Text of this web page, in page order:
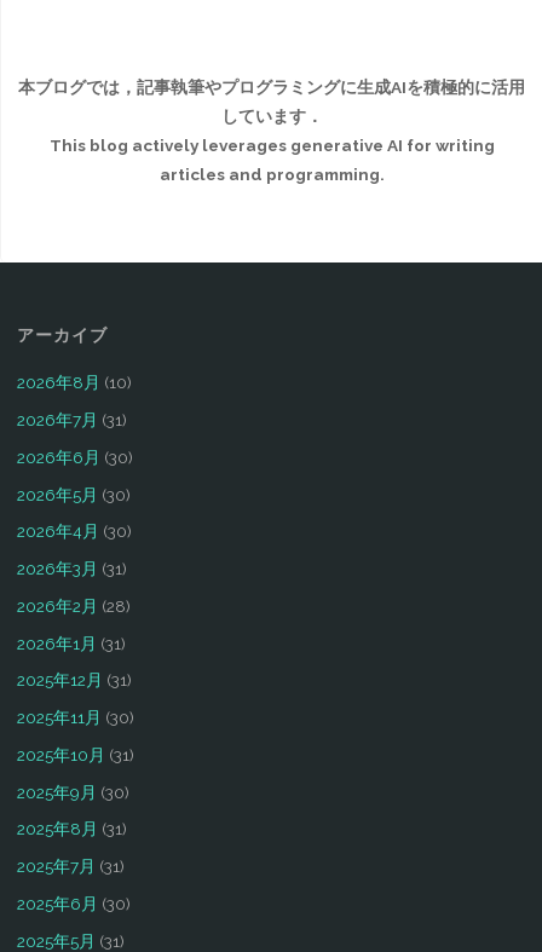
本ブログでは，記事執筆やプログラミングに生成AIを積極的に活用
しています．
This blog actively leverages generative AI for writing
articles and programming.
アーカイブ
2026年8月 (10)
2026年7月 (31)
2026年6月 (30)
2026年5月 (30)
2026年4月 (30)
2026年3月 (31)
2026年2月 (28)
2026年1月 (31)
2025年12月 (31)
2025年11月 (30)
2025年10月 (31)
2025年9月 (30)
2025年8月 (31)
2025年7月 (31)
2025年6月 (30)
2025年5月 (31)